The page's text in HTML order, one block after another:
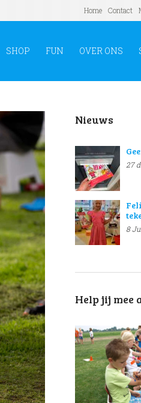
Home Contact
SHOP FUN OVER ONS
Next
Nieuws
27
8
Help jij